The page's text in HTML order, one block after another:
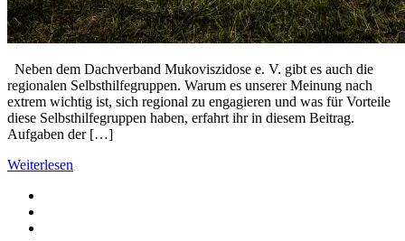
Neben dem Dachverband Mukoviszidose e. V. gibt es auch die
regionalen Selbsthilfegruppen. Warum es unserer Meinung nach
extrem wichtig ist, sich regional zu engagieren und was für Vorteile
diese Selbsthilfegruppen haben, erfahrt ihr in diesem Beitrag.
Aufgaben der […]
Weiterlesen